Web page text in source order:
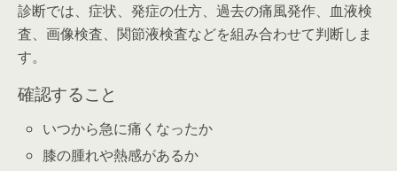
診断では、症状、発症の仕方、過去の痛風発作、血液検
査、画像検査、関節液検査などを組み合わせて判断しま
す。
確認すること
いつから急に痛くなったか
膝の腫れや熱感があるか